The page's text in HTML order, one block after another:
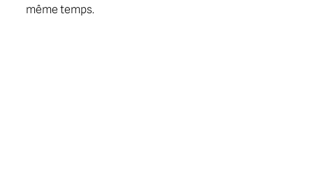
même temps.